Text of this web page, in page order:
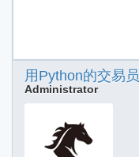
用Python的交易员
Administrator